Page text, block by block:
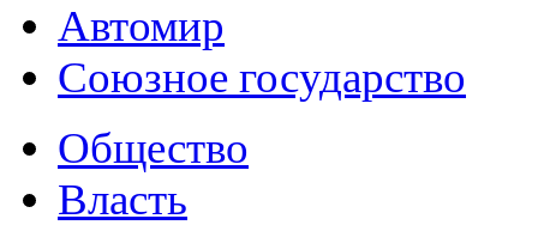
Автомир
Союзное государство
Общество
Власть